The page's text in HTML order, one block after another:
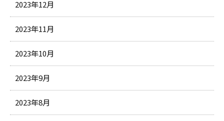
2023年12月
2023年11月
2023年10月
2023年9月
2023年8月